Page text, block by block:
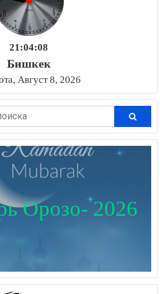
21:04:09
Бишкек
Август 8, 2026
Орозо- 2026